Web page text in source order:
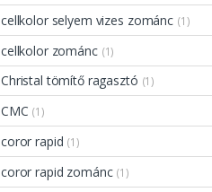
cellkolor selyem vizes zománc (1)
cellkolor zománc (1)
Christal tömítő ragasztó (1)
CMC (1)
coror rapid (1)
coror rapid zománc (1)